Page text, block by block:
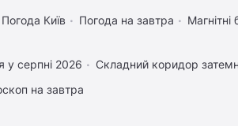
Погода Київ Погода на завтра Магнітні
у серпні 2026
Складний коридор
на завтра